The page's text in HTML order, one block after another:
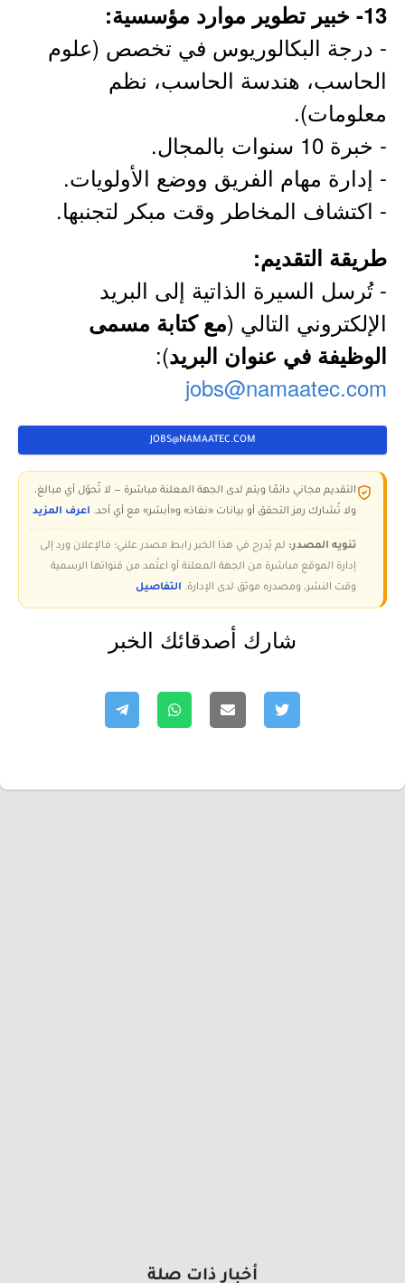
13- خبير تطوير موارد مؤسسية:
- درجة البكالوريوس في تخصص (علوم
الحاسب، هندسة الحاسب، نظم
معلومات).
- خبرة 10 سنوات بالمجال.
- إدارة مهام الفريق ووضع الأولويات.
- اكتشاف المخاطر وقت مبكر لتجنبها.
طريقة التقديم:
- تُرسل السيرة الذاتية إلى البريد
الإلكتروني التالي (مع كتابة مسمى
الوظيفة في عنوان البريد):
jobs@namaatec.com
JOBS@NAMAATEC.COM
التقديم مجاني دائمًا ويتم لدى الجهة المعلنة مباشرة — لا تُحوّل أي مبالغ،
ولا تُشارك رمز التحقق أو بيانات «نفاذ» و«أبشر» مع أي أحد. اعرف المزيد
تنويه المصدر: لم يُدرج في هذا الخبر رابط مصدر علني؛ فالإعلان ورد إلى
إدارة الموقع مباشرة من الجهة المعلنة أو اعتُمد من قنواتها الرسمية
وقت النشر، ومصدره موثق لدى الإدارة. التفاصيل
شارك أصدقائك الخبر
أخبار ذات صلة